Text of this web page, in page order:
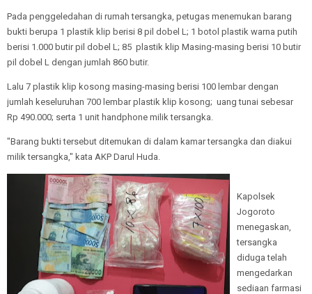
Pada penggeledahan di rumah tersangka, petugas menemukan barang
bukti berupa 1 plastik klip berisi 8 pil dobel L; 1 botol plastik warna putih
berisi 1.000 butir pil dobel L; 85 plastik klip Masing-masing berisi 10 butir
pil dobel L dengan jumlah 860 butir.
Lalu 7 plastik klip kosong masing-masing berisi 100 lembar dengan
jumlah keseluruhan 700 lembar plastik klip kosong; uang tunai sebesar
Rp 490.000; serta 1 unit handphone milik tersangka.
"Barang bukti tersebut ditemukan di dalam kamar tersangka dan diakui
milik tersangka," kata AKP Darul Huda.
Kapolsek
Jogoroto
menegaskan,
tersangka
diduga telah
mengedarkan
sediaan farmasi